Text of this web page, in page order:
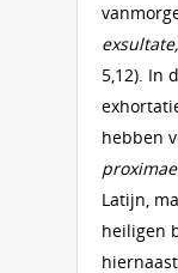
exsultate,
5,12). In
hebben
Latijn,
heiligen